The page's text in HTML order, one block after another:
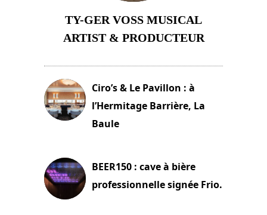
TY-GER VOSS MUSICAL
ARTIST & PRODUCTEUR
Ciro’s & Le Pavillon : à
l’Hermitage Barrière, La
Baule
BEER150 : cave à bière
professionnelle signée Frio.